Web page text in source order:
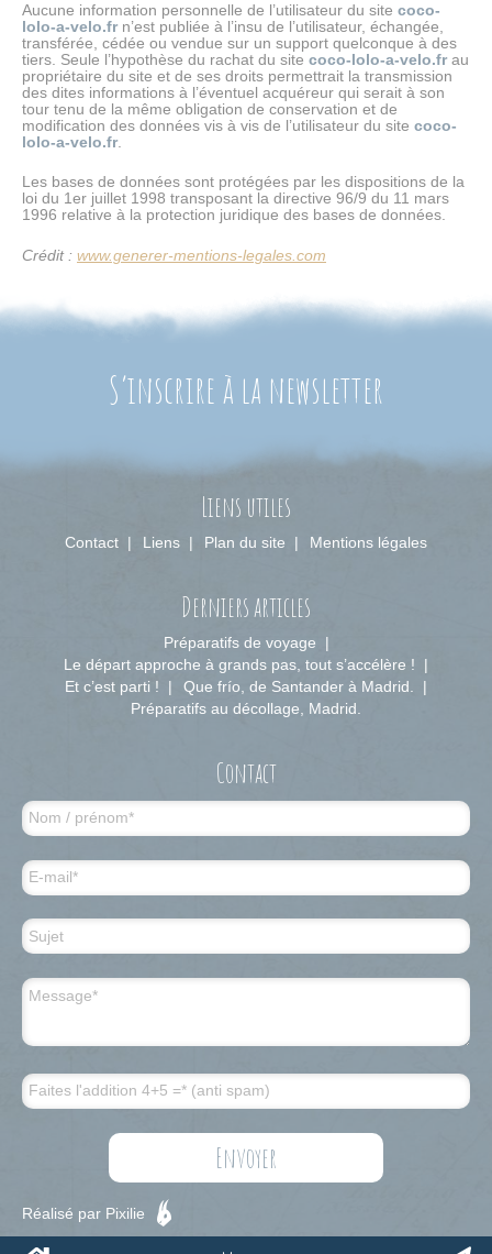
Aucune information personnelle de l’utilisateur du site coco-
lolo-a-velo.frn’est publiée à l’insu de l’utilisateur, échangée,
transférée, cédée ou vendue sur un support quelconque à des
tiers. Seule l’hypothèse du rachat du site coco-lolo-a-velo.frau
propriétaire du site et de ses droits permettrait la transmission
des dites informations à l’éventuel acquéreur qui serait à son
tour tenu de la même obligation de conservation et de
modification des données vis à vis de l’utilisateur du site coco-
lolo-a-velo.fr.
Les bases de données sont protégées par les dispositions de la
loi du 1er juillet 1998 transposant la directive 96/9 du 11 mars
1996 relative à la protection juridique des bases de données.
Crédit : www.generer-mentions-legales.com
S’inscrire à la newsletter
Liens utiles
Contact Liens Plan du site Mentions légales
Derniers articles
Préparatifs de voyage
Le départ approche à grands pas, tout s’accélère !
Et c’est parti !
Que frío, de Santander à Madrid.
Préparatifs au décollage, Madrid.
Contact
Réalisé par Pixilie